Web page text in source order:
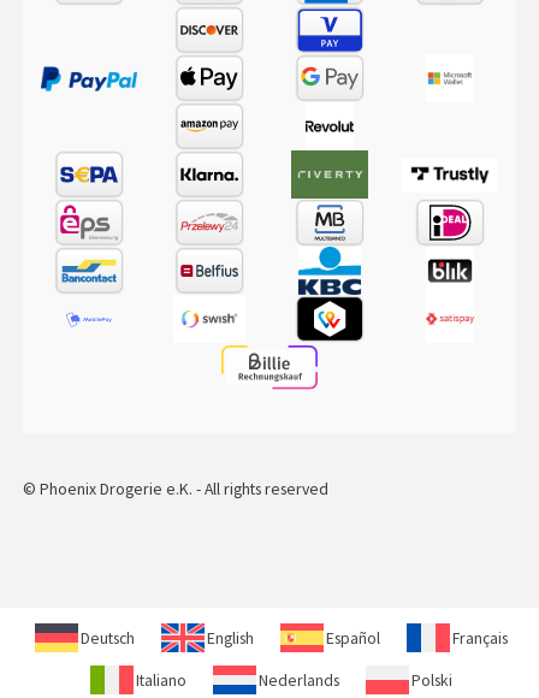
© Phoenix Drogerie e.K. - All rights reserved
Deutsch English Español Français
Italiano Nederlands Polski